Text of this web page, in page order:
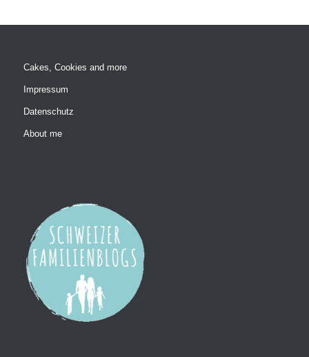
Cakes, Cookies and more
Impressum
Datenschutz
About me